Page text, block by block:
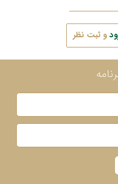
و ثبت نظر